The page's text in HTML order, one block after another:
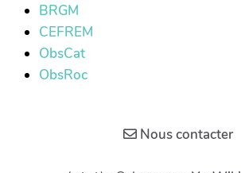
BRGM
CEFREM
ObsCat
ObsRoc
Nous contacter